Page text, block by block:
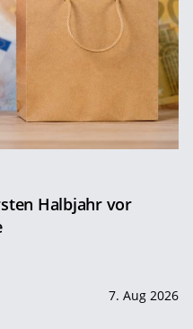
Halbjahr vor
7. Aug 2026